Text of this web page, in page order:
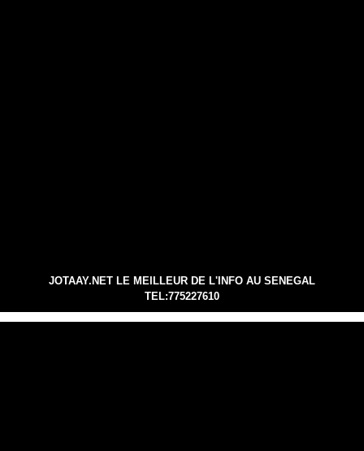
JOTAAY.NET LE MEILLEUR DE L'INFO AU SENEGAL
TEL:775227610